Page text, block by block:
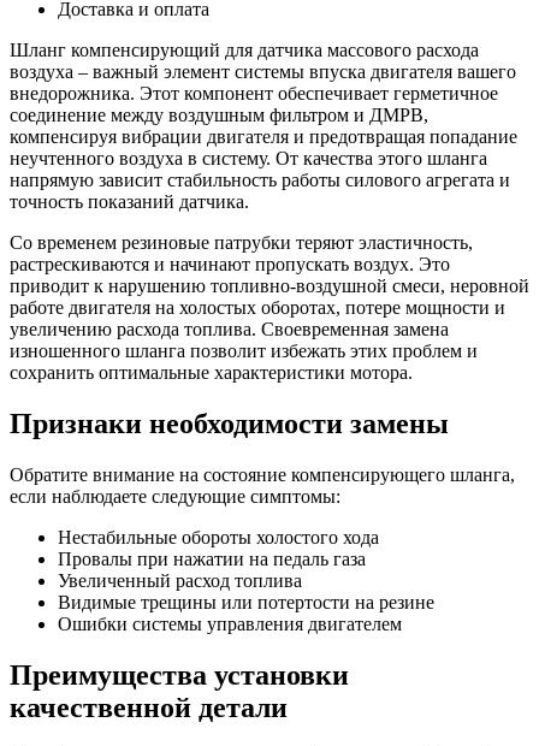
ХантерДоставка и оплата
Шланг компенсирующий для датчика массового расхода
воздуха – важный элемент системы впуска двигателя вашего
внедорожника. Этот компонент обеспечивает герметичное
соединение между воздушным фильтром и ДМРВ,
компенсируя вибрации двигателя и предотвращая попадание
неучтенного воздуха в систему. От качества этого шланга
напрямую зависит стабильность работы силового агрегата и
точность показаний датчика.
Со временем резиновые патрубки теряют эластичность,
растрескиваются и начинают пропускать воздух. Это
приводит к нарушению топливно-воздушной смеси, неровной
работе двигателя на холостых оборотах, потере мощности и
увеличению расхода топлива. Своевременная замена
изношенного шланга позволит избежать этих проблем и
сохранить оптимальные характеристики мотора.
Признаки необходимости замены
Обратите внимание на состояние компенсирующего шланга,
если наблюдаете следующие симптомы:
Нестабильные обороты холостого хода
Провалы при нажатии на педаль газа
Увеличенный расход топлива
Видимые трещины или потертости на резине
Ошибки системы управления двигателем
Преимущества установки
качественной детали